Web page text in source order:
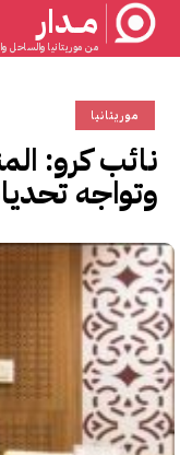
مــدار
من موريتانيا والساحل
موريتانيا
نائب كرو:
وتواجه